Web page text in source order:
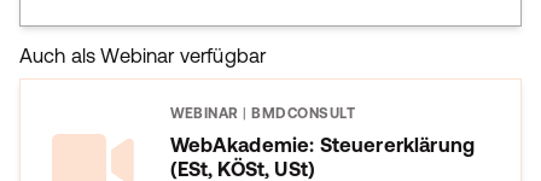
Auch als Webinar verfügbar
WEBINAR BMDCONSULT
WebAkademie: Steuererklärung
(ESt, KÖSt, USt)